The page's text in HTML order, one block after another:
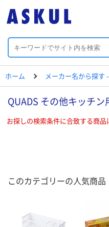
ホーム メーカー名から探す -
QUADS その他キッチン
お探しの検索条件に合致する商品
このカテゴリーの人気商品